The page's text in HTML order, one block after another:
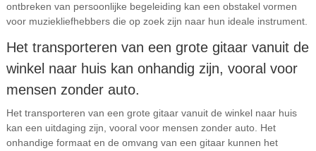
ontbreken van persoonlijke begeleiding kan een obstakel vormen
voor muziekliefhebbers die op zoek zijn naar hun ideale instrument.
Het transporteren van een grote gitaar vanuit de
winkel naar huis kan onhandig zijn, vooral voor
mensen zonder auto.
Het transporteren van een grote gitaar vanuit de winkel naar huis
kan een uitdaging zijn, vooral voor mensen zonder auto. Het
onhandige formaat en de omvang van een gitaar kunnen het